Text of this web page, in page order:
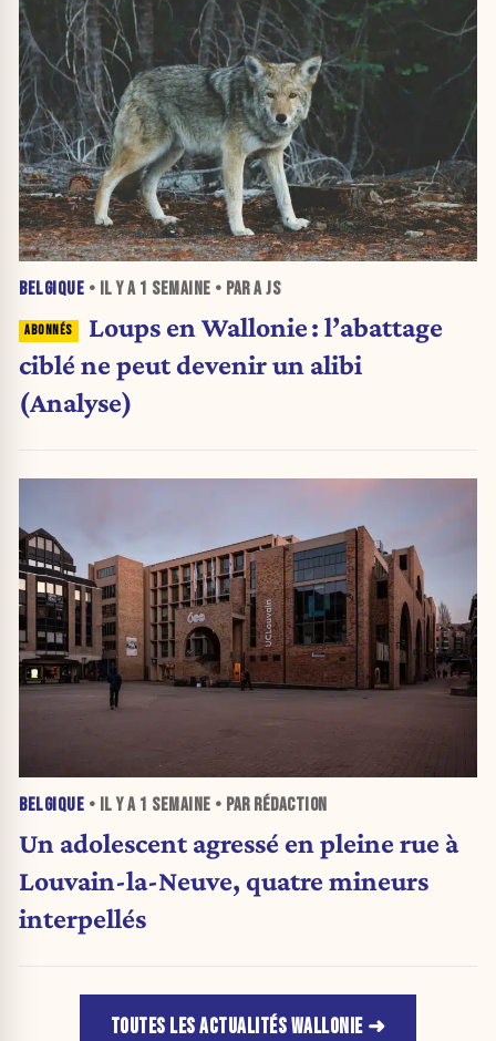
BELGIQUE • IL Y A 1 SEMAINE • PAR A JS
Loups en Wallonie : l’abattage
ciblé ne peut devenir un alibi
(Analyse)
BELGIQUE • IL Y A 1 SEMAINE • PAR RÉDACTION
Un adolescent agressé en pleine rue à
Louvain-la-Neuve, quatre mineurs
interpellés
TOUTES LES ACTUALITÉS WALLONIE